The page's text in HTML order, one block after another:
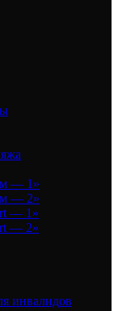
— 1»
— 2»
— 1»
— 2»
инвалидов